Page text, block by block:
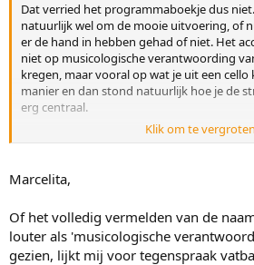
Dat verried het programmaboekje dus
natuurlijk wel om de mooie uitvoering, of
er de hand in hebben gehad of niet. Het
niet op musicologische verantwoording
kregen, maar vooral op wat je uit een
manier en dan stond natuurlijk hoe je de
erg centraal.
Het zou wel heel leuk zijn als Pieter
gezet. Inhoudelijke verbetering juich ik toe!
Klik om te
Marcelita,
Of het volledig vermelden van de
louter als 'musicologische
gezien, lijkt mij voor tegenspraak